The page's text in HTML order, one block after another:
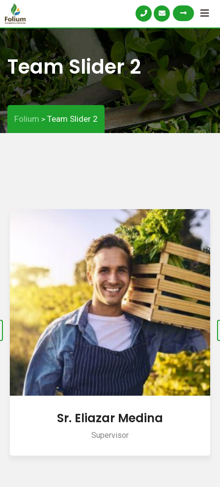
Team Slider 2
Folium > Team Slider 2
Medina